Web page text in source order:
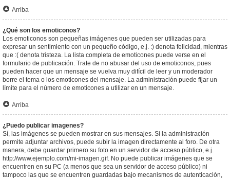
Arriba
¿Qué son los emoticonos?
Los emoticonos son pequeñas imágenes que pueden ser utilizadas para
expresar un sentimiento con un pequeño código, e.j. :) denota felicidad, mientras
que :( denota tristeza. La lista completa de emoticones puede verse en el
formulario de publicación. Trate de no abusar del uso de emoticonos, pues
pueden hacer que un mensaje se vuelva muy difícil de leer y un moderador
borre el tema o los emoticones del mensaje. La administración puede fijar un
límite para el número de emoticones a utilizar en un mensaje.
Arriba
¿Puedo publicar imagenes?
Sí, las imágenes se pueden mostrar en sus mensajes. Si la administración
permite adjuntar archivos, puede subir la imagen directamente al foro. De otra
manera, debe guardar primero su foto en un servidor de acceso público, e.j.
http://www.ejemplo.com/mi-imagen.gif. No puede publicar imágenes que se
encuentren en su PC (a menos que sea un servidor de acceso público) ni
tampoco las que se encuentren guardadas bajo mecanismos de autenticación,